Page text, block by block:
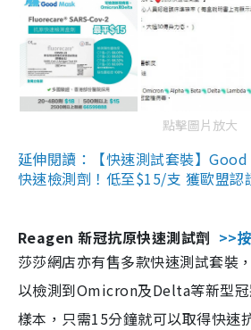
點擊圖片放大
延伸閱讀：【快速測試套裝】
快速檢測劑！低至$15/支 獲歐盟認
Reagen 新冠抗原快速測試劑 >>
莎莎網店亦有售多款快速測試套裝
以檢測到Omicron及Delta等新型
樣本，只需15分鐘就可以取得快速